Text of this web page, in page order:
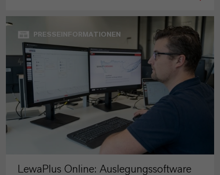
PRESSEINFORMATIONEN
LewaPlus Online: Auslegungssoftware